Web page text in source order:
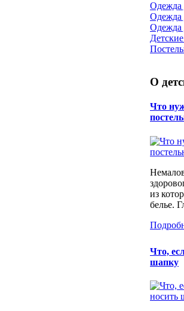
Одежда
Одежда
Одежда
О
Что
из
белье.
Что,
шапку